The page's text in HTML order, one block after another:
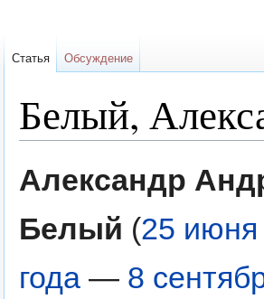
Белый,
Александр
Белый (25 июня
года — 8
Статья Обсуждение